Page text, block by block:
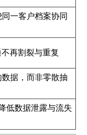
一客户档案协同
再割裂与重复
据，而非零散抽
低数据泄露与流失